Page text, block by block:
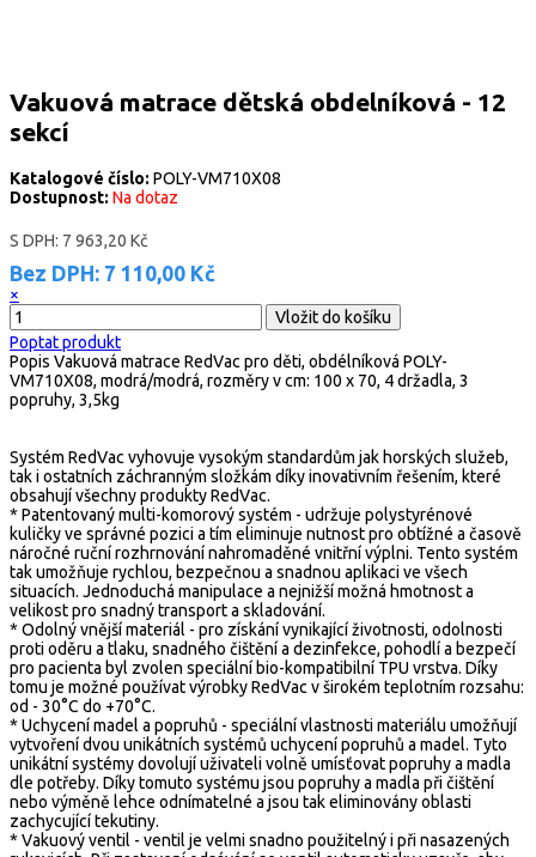
Vakuová matrace dětská obdelníková - 12
sekcí
Katalogové číslo: POLY-VM710X08
Dostupnost: Na dotaz
S DPH: 7 963,20 Kč
Bez DPH: 7 110,00 Kč
×
Poptat produkt
Popis Vakuová matrace RedVac pro děti, obdélníková POLY-
VM710X08, modrá/modrá, rozměry v cm: 100 x 70, 4 držadla, 3
popruhy, 3,5kg
Systém RedVac vyhovuje vysokým standardům jak horských služeb,
tak i ostatních záchranným složkám díky inovativním řešením, které
obsahují všechny produkty RedVac.
* Patentovaný multi-komorový systém - udržuje polystyrénové
kuličky ve správné pozici a tím eliminuje nutnost pro obtížné a časově
náročné ruční rozhrnování nahromaděné vnitřní výplni. Tento systém
tak umožňuje rychlou, bezpečnou a snadnou aplikaci ve všech
situacích. Jednoduchá manipulace a nejnižší možná hmotnost a
velikost pro snadný transport a skladování.
* Odolný vnější materiál - pro získání vynikající životnosti, odolnosti
proti oděru a tlaku, snadného čištění a dezinfekce, pohodlí a bezpečí
pro pacienta byl zvolen speciální bio-kompatibilní TPU vrstva. Díky
tomu je možné používat výrobky RedVac v širokém teplotním rozsahu:
od - 30°C do +70°C.
* Uchycení madel a popruhů - speciální vlastnosti materiálu umožňují
vytvoření dvou unikátních systémů uchycení popruhů a madel. Tyto
unikátní systémy dovolují uživateli volně umísťovat popruhy a madla
dle potřeby. Díky tomuto systému jsou popruhy a madla při čištění
nebo výměně lehce odnímatelné a jsou tak eliminovány oblasti
zachycující tekutiny.
* Vakuový ventil - ventil je velmi snadno použitelný i při nasazených